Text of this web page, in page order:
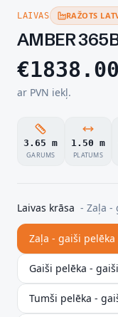
LAIVAS RAŽOTS
AMBER
€1838.00
ar PVN iekļ.
3.65 m
GARUMS
1.50 m
PLATUMS
Laivas krāsa - Zaļa -
Zaļa - gaiši pelēka
Gaiši pelēka -
Tumši pelēka -